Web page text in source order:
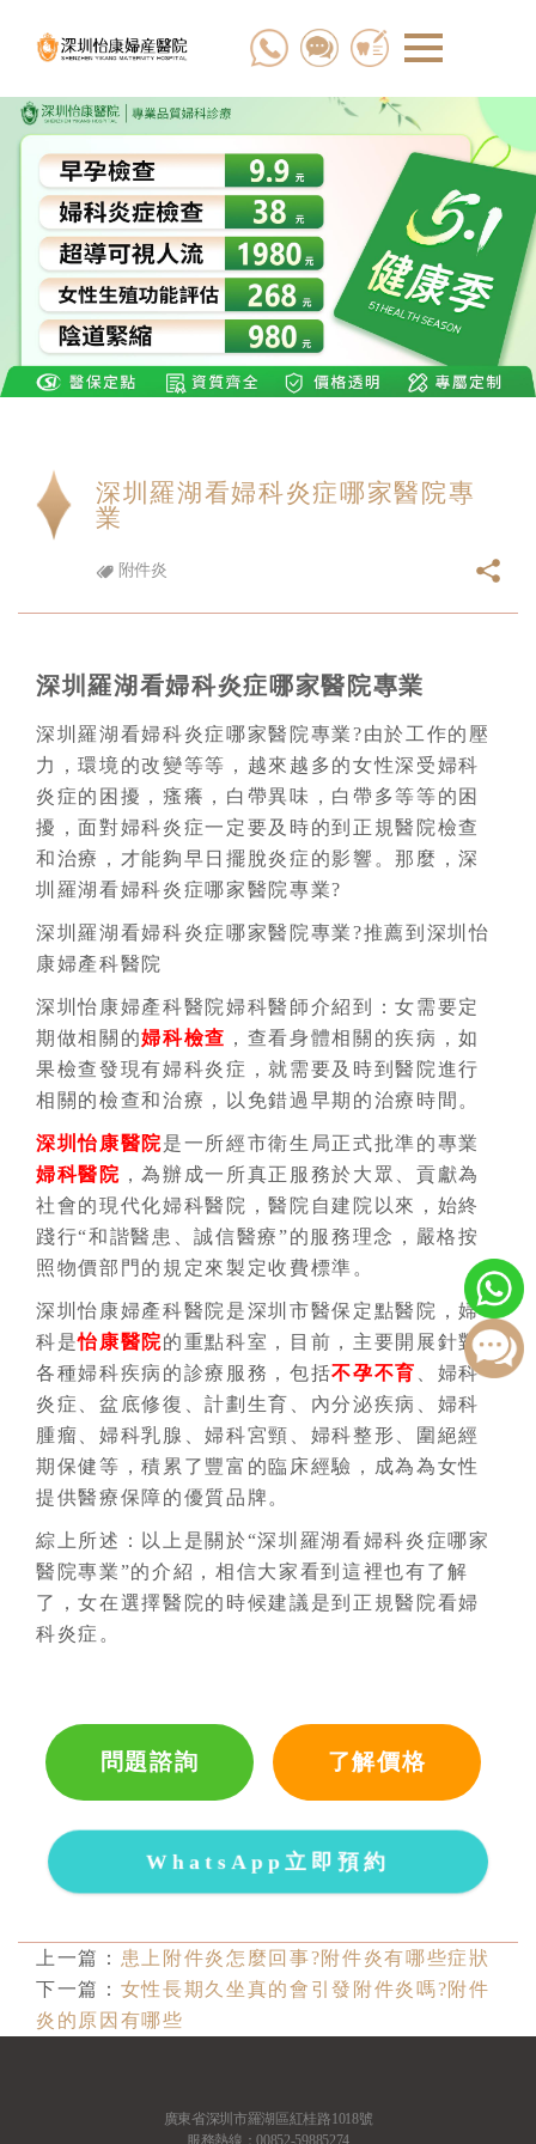
深圳羅湖看婦科炎症哪家醫院專
業
附件炎
深圳羅湖看婦科炎症哪家醫院專業
深圳羅湖看婦科炎症哪家醫院專業?由於工作的壓
力，環境的改變等等，越來越多的女性深受婦科
炎症的困擾，瘙癢，白帶異味，白帶多等等的困
擾，面對婦科炎症一定要及時的到正規醫院檢查
和治療，才能夠早日擺脫炎症的影響。那麼，深
圳羅湖看婦科炎症哪家醫院專業?
深圳羅湖看婦科炎症哪家醫院專業?推薦到深圳怡
康婦產科醫院
深圳怡康婦產科醫院婦科醫師介紹到：女需要定
期做相關的婦科檢查 ，查看身體相關的疾病，如
果檢查發現有婦科炎症，就需要及時到醫院進行
相關的檢查和治療，以免錯過早期的治療時間。
深圳怡康醫院是一所經市衛生局正式批準的專業
婦科醫院 ，為辦成一所真正服務於大眾、貢獻為
社會的現代化婦科醫院，醫院自建院以來，始終
踐行“和諧醫患、誠信醫療”的服務理念，嚴格按
照物價部門的規定來製定收費標準。
深圳怡康婦產科醫院是深圳市醫保定點醫院，婦
科是怡康醫院的重點科室，目前，主要開展針對
各種婦科疾病的診療服務，包括不孕不育
、婦科
炎症、盆底修復、計劃生育、內分泌疾病、婦科
腫瘤、婦科乳腺、婦科宮頸、婦科整形、圍絕經
期保健等，積累了豐富的臨床經驗，成為為女性
提供醫療保障的優質品牌。
綜上所述：以上是關於“深圳羅湖看婦科炎症哪家
醫院專業”的介紹，相信大家看到這裡也有了解
了，女在選擇醫院的時候建議是到正規醫院看婦
科炎症。
問題諮詢 了解價格
WhatsApp立即預約
上一篇： 患上附件炎怎麼回事?附件炎有哪些症狀
下一篇： 女性長期久坐真的會引發附件炎嗎?附件
炎的原因有哪些
廣東省深圳市羅湖區紅桂路1018號
服務熱線：00852-59885274